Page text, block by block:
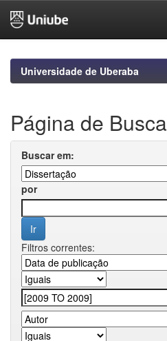
navigationUniversidade de Uberaba
Página de Busca
Buscar em:
por
Filtros correntes: